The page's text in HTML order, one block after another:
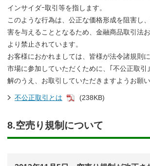
インサイダｰ取引等を指します。
このような行為は、公正な価格形成を阻害し
害を与えることとなるため、金融商品取引法
より禁止されています。
お客様におかれましては、皆様が法令諸規則
市場に参加していただくために、｢不公正取引
解のうえ、お取引していただきますようお願い
不公正取引とは (238KB)
8.空売り規制について